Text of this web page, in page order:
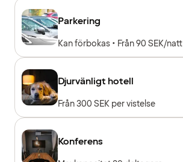
Parkering
Kan förbokas • Från 90 SEK/natt
Djurvänligt hotell
Från 300 SEK per vistelse
Konferens